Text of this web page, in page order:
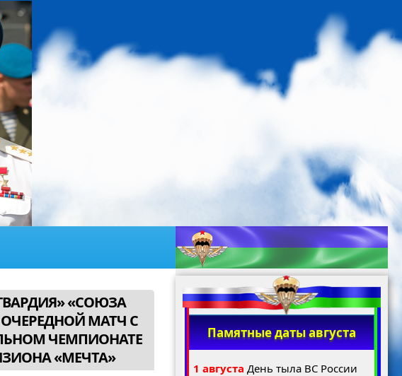
«СОЮЗА
МАТЧ С
ЧЕМПИОНАТЕ
«МЕЧТА»
Памятные даты августа
1 августа День тыла ВС России